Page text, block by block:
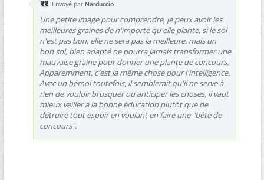
Envoyé par Narduccio
Une petite image pour comprendre, je peux avoir les
meilleures graines de n'importe qu'elle plante, si le sol
n'est pas bon, elle ne sera pas la meilleure. mais un
bon sol, bien adapté ne pourra jamais transformer une
mauvaise graine pour donner une plante de concours.
Apparemment, c'est la même chose pour l'intelligence.
Avec un bémol toutefois, il semblerait qu'il ne serve à
rien de vouloir brusquer ou anticiper les choses, il vaut
mieux veiller à la bonne éducation plutôt que de
détruire tout espoir en voulant en faire une "bête de
concours".